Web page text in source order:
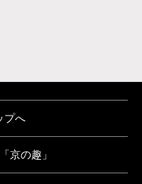
プへ
京の趣」